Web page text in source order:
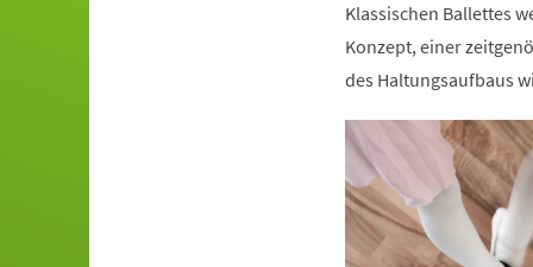
Klassischen Ballettes
Konzept, einer
des Haltungsaufbaus